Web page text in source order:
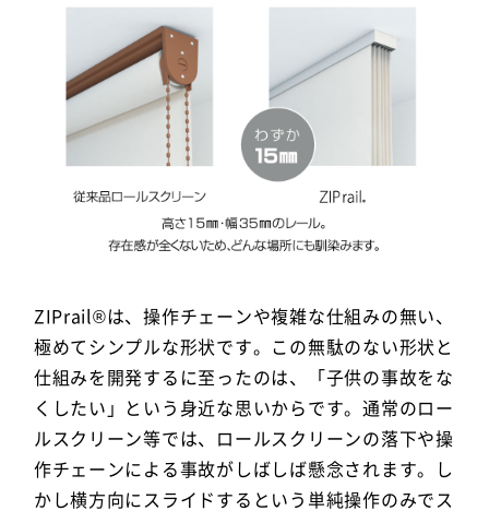
ZIPrail®は、操作チェーンや複雑な仕組みの無い、
極めてシンプルな形状です。この無駄のない形状と
仕組みを開発するに至ったのは、「子供の事故をな
くしたい」という身近な思いからです。通常のロー
ルスクリーン等では、ロールスクリーンの落下や操
作チェーンによる事故がしばしば懸念されます。し
かし横方向にスライドするという単純操作のみでス